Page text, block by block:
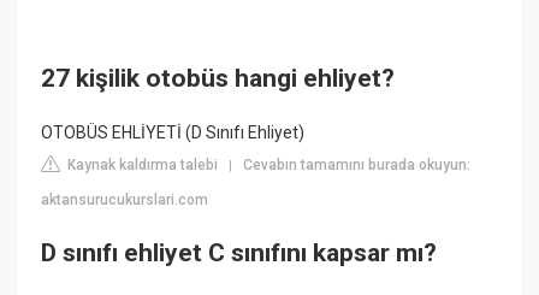
27 kişilik otobüs hangi ehliyet?
OTOBÜS EHLİYETİ (D Sınıfı Ehliyet)
Kaynak kaldırma talebi |Cevabın tamamını burada okuyun:
aktansurucukurslari.com
D sınıfı ehliyet C sınıfını kapsar mı?